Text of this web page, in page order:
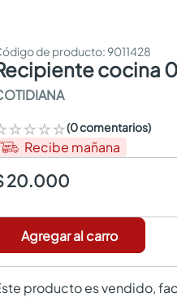
:9011428
recipiente cocina
☆☆☆☆(0 comentarios)
Recibe mañana
20.000
Agregar al carro
producto es vendido,